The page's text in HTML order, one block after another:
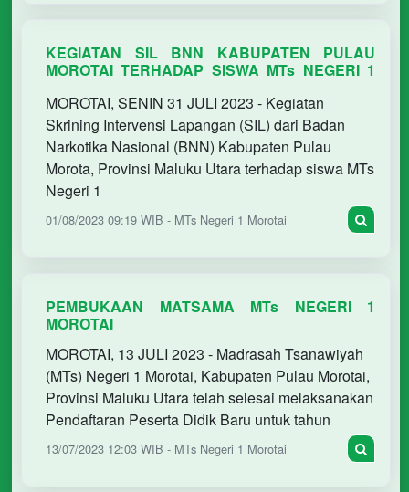
KEGIATAN SIL BNN KABUPATEN PULAU
MOROTAI TERHADAP SISWA MTs NEGERI 1
MOROTAI, SENIN 31 JULI 2023 - Kegiatan
Skrining Intervensi Lapangan (SIL) dari Badan
Narkotika Nasional (BNN) Kabupaten Pulau
Morota, Provinsi Maluku Utara terhadap siswa MTs
Negeri 1
01/08/2023 09:19 WIB - MTs Negeri 1 Morotai
PEMBUKAAN MATSAMA MTs NEGERI 1
MOROTAI
MOROTAI, 13 JULI 2023 - Madrasah Tsanawiyah
(MTs) Negeri 1 Morotai, Kabupaten Pulau Morotai,
Provinsi Maluku Utara telah selesai melaksanakan
Pendaftaran Peserta Didik Baru untuk tahun
13/07/2023 12:03 WIB - MTs Negeri 1 Morotai